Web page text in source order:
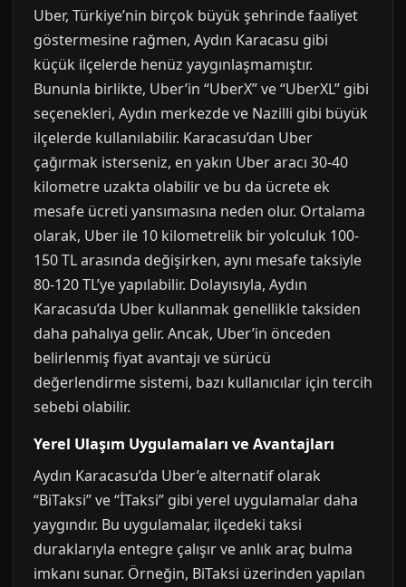
Uber, Türkiye’nin birçok büyük şehrinde faaliyet
göstermesine rağmen, Aydın Karacasu gibi
küçük ilçelerde henüz yaygınlaşmamıştır.
Bununla birlikte, Uber’in “UberX” ve “UberXL” gibi
seçenekleri, Aydın merkezde ve Nazilli gibi büyük
ilçelerde kullanılabilir. Karacasu’dan Uber
çağırmak isterseniz, en yakın Uber aracı 30-40
kilometre uzakta olabilir ve bu da ücrete ek
mesafe ücreti yansımasına neden olur. Ortalama
olarak, Uber ile 10 kilometrelik bir yolculuk 100-
150 TL arasında değişirken, aynı mesafe taksiyle
80-120 TL’ye yapılabilir. Dolayısıyla, Aydın
Karacasu’da Uber kullanmak genellikle taksiden
daha pahalıya gelir. Ancak, Uber’in önceden
belirlenmiş fiyat avantajı ve sürücü
değerlendirme sistemi, bazı kullanıcılar için tercih
sebebi olabilir.
Yerel Ulaşım Uygulamaları ve Avantajları
Aydın Karacasu’da Uber’e alternatif olarak
“BiTaksi” ve “İTaksi” gibi yerel uygulamalar daha
yaygındır. Bu uygulamalar, ilçedeki taksi
duraklarıyla entegre çalışır ve anlık araç bulma
imkanı sunar. Örneğin, BiTaksi üzerinden yapılan